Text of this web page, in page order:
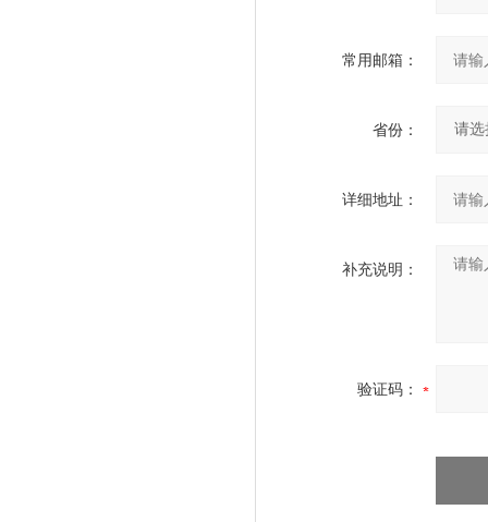
常用邮箱：
省份：
详细地址：
补充说明：
验证码：